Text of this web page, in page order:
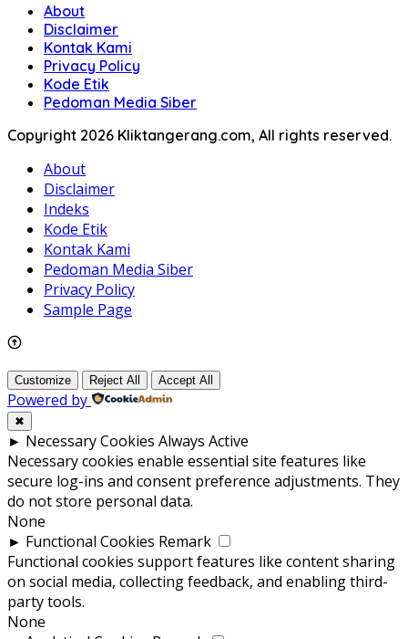
About
Disclaimer
Kontak Kami
Privacy Policy
Kode Etik
Pedoman Media Siber
Copyright 2026 Kliktangerang.com, All rights reserved.
About
Disclaimer
Indeks
Kode Etik
Kontak Kami
Pedoman Media Siber
Privacy Policy
Sample Page
Customize Reject All Accept All
Powered by
✖
► Necessary Cookies Always Active
Necessary cookies enable essential site features like
secure log-ins and consent preference adjustments. They
do not store personal data.
None
► Functional Cookies Remark
Functional cookies support features like content sharing
on social media, collecting feedback, and enabling third-
party tools.
None